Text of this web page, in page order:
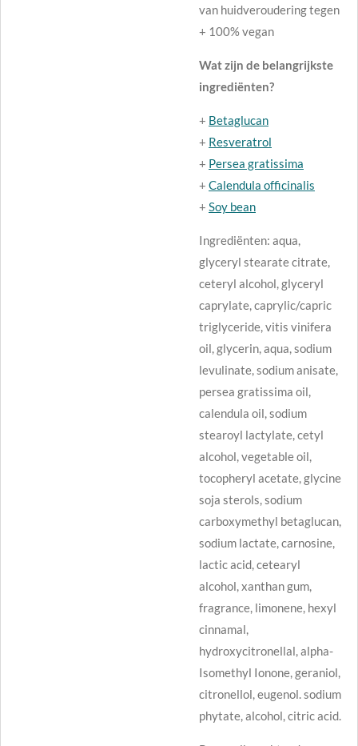
van huidveroudering tegen
+ 100% vegan
Wat zijn de belangrijkste
ingrediënten?
+ Betaglucan
+ Resveratrol
+ Persea gratissima
+ Calendula officinalis
+ Soy bean
Ingrediënten: aqua,
glyceryl stearate citrate,
ceteryl alcohol, glyceryl
caprylate, caprylic/capric
triglyceride, vitis vinifera
oil, glycerin, aqua, sodium
levulinate, sodium anisate,
persea gratissima oil,
calendula oil, sodium
stearoyl lactylate, cetyl
alcohol, vegetable oil,
tocopheryl acetate, glycine
soja sterols, sodium
carboxymethyl betaglucan,
sodium lactate, carnosine,
lactic acid, cetearyl
alcohol, xanthan gum,
fragrance, limonene, hexyl
cinnamal,
hydroxycitronellal, alpha-
Isomethyl Ionone, geraniol,
citronellol, eugenol. sodium
phytate, alcohol, citric acid.